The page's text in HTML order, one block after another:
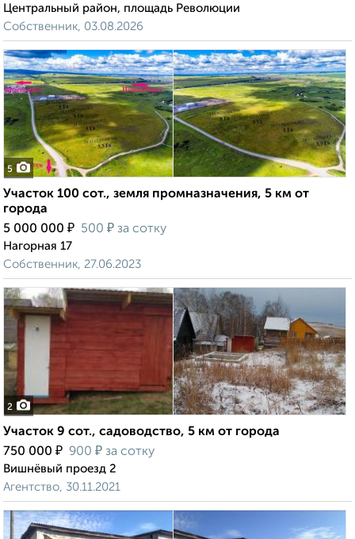
Центральный район, площадь Революции
Собственник, 03.08.2026
5
Участок 100 сот., земля промназначения, 5 км от
города
5 000 000 ₽ 500 ₽ за сотку
Нагорная 17
Собственник, 27.06.2023
2
Участок 9 сот., садоводство, 5 км от города
750 000 ₽ 900 ₽ за сотку
Вишнёвый проезд 2
Агентство, 30.11.2021